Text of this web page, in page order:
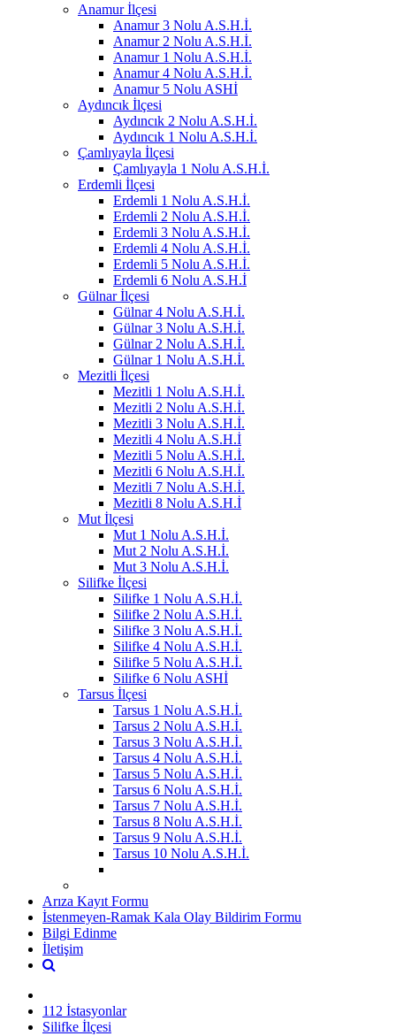
Anamur İlçesi
Anamur 3 Nolu A.S.H.İ.
Anamur 2 Nolu A.S.H.İ.
Anamur 1 Nolu A.S.H.İ.
Anamur 4 Nolu A.S.H.İ.
Anamur 5 Nolu ASHİ
Aydıncık İlçesi
Aydıncık 2 Nolu A.S.H.İ.
Aydıncık 1 Nolu A.S.H.İ.
Çamlıyayla İlçesi
Çamlıyayla 1 Nolu A.S.H.İ.
Erdemli İlçesi
Erdemli 1 Nolu A.S.H.İ.
Erdemli 2 Nolu A.S.H.İ.
Erdemli 3 Nolu A.S.H.İ.
Erdemli 4 Nolu A.S.H.İ.
Erdemli 5 Nolu A.S.H.İ.
Erdemli 6 Nolu A.S.H.İ
Gülnar İlçesi
Gülnar 4 Nolu A.S.H.İ.
Gülnar 3 Nolu A.S.H.İ.
Gülnar 2 Nolu A.S.H.İ.
Gülnar 1 Nolu A.S.H.İ.
Mezitli İlçesi
Mezitli 1 Nolu A.S.H.İ.
Mezitli 2 Nolu A.S.H.İ.
Mezitli 3 Nolu A.S.H.İ.
Mezitli 4 Nolu A.S.H.İ
Mezitli 5 Nolu A.S.H.İ.
Mezitli 6 Nolu A.S.H.İ.
Mezitli 7 Nolu A.S.H.İ.
Mezitli 8 Nolu A.S.H.İ
Mut İlçesi
Mut 1 Nolu A.S.H.İ.
Mut 2 Nolu A.S.H.İ.
Mut 3 Nolu A.S.H.İ.
Silifke İlçesi
Silifke 1 Nolu A.S.H.İ.
Silifke 2 Nolu A.S.H.İ.
Silifke 3 Nolu A.S.H.İ.
Silifke 4 Nolu A.S.H.İ.
Silifke 5 Nolu A.S.H.İ.
Silifke 6 Nolu ASHİ
Tarsus İlçesi
Tarsus 1 Nolu A.S.H.İ.
Tarsus 2 Nolu A.S.H.İ.
Tarsus 3 Nolu A.S.H.İ.
Tarsus 4 Nolu A.S.H.İ.
Tarsus 5 Nolu A.S.H.İ.
Tarsus 6 Nolu A.S.H.İ.
Tarsus 7 Nolu A.S.H.İ.
Tarsus 8 Nolu A.S.H.İ.
Tarsus 9 Nolu A.S.H.İ.
Tarsus 10 Nolu A.S.H.İ.
Arıza Kayıt Formu
İstenmeyen-Ramak Kala Olay Bildirim Formu
Bilgi Edinme
İletişim
112 İstasyonlar
Silifke İlçesi